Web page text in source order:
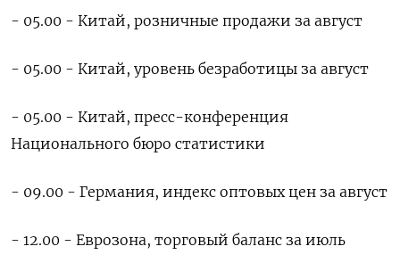
- 05.00 - Китай, розничные продажи за август
- 05.00 - Китай, уровень безработицы за август
- 05.00 - Китай, пресс-конференция
Национального бюро статистики
- 09.00 - Германия, индекс оптовых цен за август
- 12.00 - Еврозона, торговый баланс за июль